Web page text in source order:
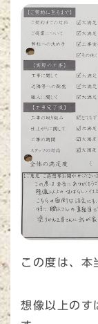
この度は、本
想像以上のす